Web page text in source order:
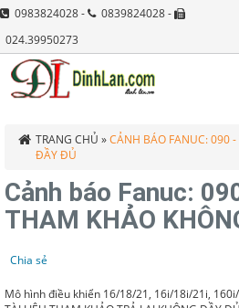
0983824028 -
0839824028 -
024.39950273
TRANG CHỦ »CẢNH BÁO FANUC: 090
ĐẦY ĐỦ
Cảnh báo Fanuc:
THAM KHẢO
Chia sẻ
Mô hình điều khiển 16/18/21, 16i/18i/21i,